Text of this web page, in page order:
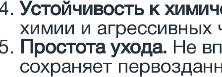
Устойчивость к
химии и агрессивных
Простота ухода. Не
сохраняет